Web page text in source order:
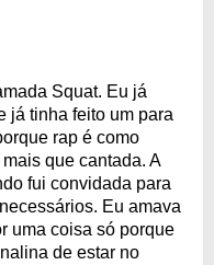
Squat. Eu já
já tinha feito um para
rap é como
que cantada. A
fui convidada para
Eu amava
uma coisa só porque
de estar no